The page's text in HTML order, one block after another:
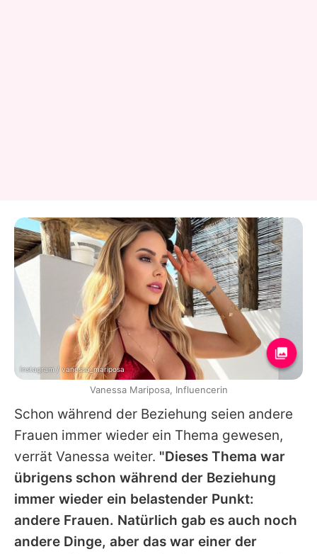
Schon während der Beziehung seien andere
Frauen immer wieder ein Thema gewesen,
verrät Vanessa weiter. "Dieses Thema war
übrigens schon während der Beziehung
immer wieder ein belastender Punkt:
andere Frauen. Natürlich gab es auch noch
andere Dinge, aber das war einer der
Instagram / vanessa_mariposa
Vanessa Mariposa, Influencerin